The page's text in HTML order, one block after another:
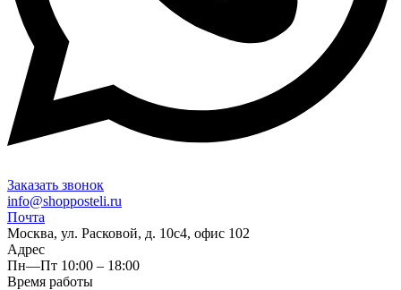
Заказать звонок
info@shopposteli.ru
Почта
Москва, ул. Расковой, д. 10с4, офис 102
Адрес
Пн—Пт 10:00 – 18:00
Время работы